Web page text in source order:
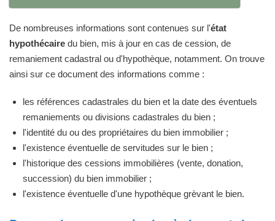
De nombreuses informations sont contenues sur l'état
hypothécaire du bien, mis à jour en cas de cession, de
remaniement cadastral ou d'hypothèque, notamment. On trouve
ainsi sur ce document des informations comme :
les références cadastrales du bien et la date des éventuels
remaniements ou divisions cadastrales du bien ;
l'identité du ou des propriétaires du bien immobilier ;
l'existence éventuelle de servitudes sur le bien ;
l'historique des cessions immobilières (vente, donation,
succession) du bien immobilier ;
l'existence éventuelle d'une hypothèque grèvant le bien.